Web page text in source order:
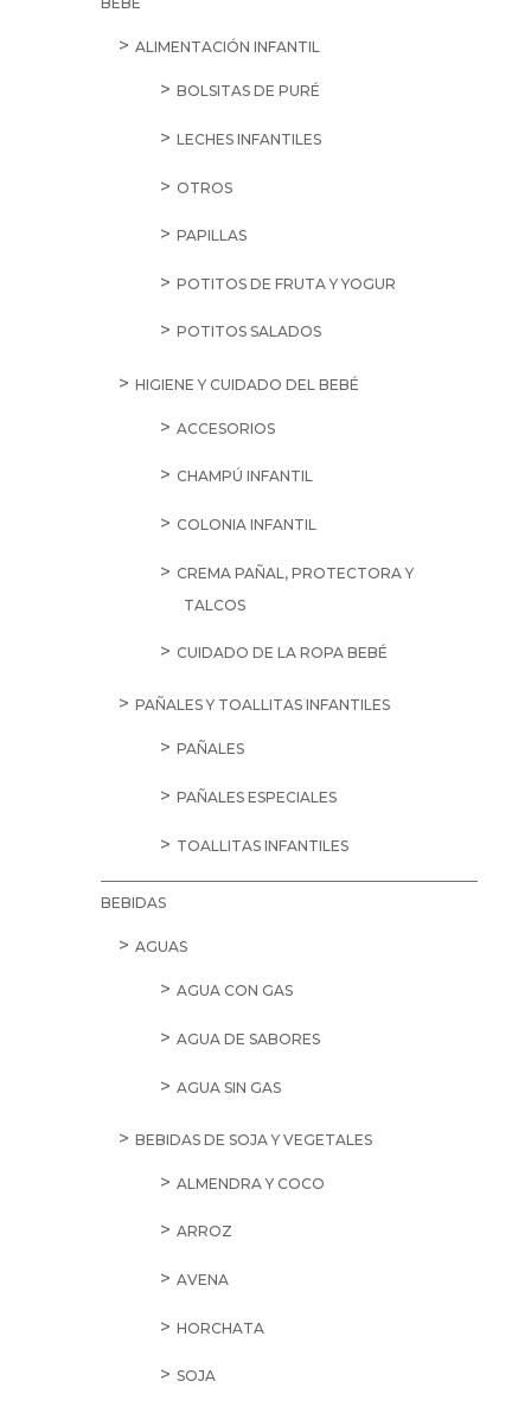
ALIMENTACIÓN INFANTIL
BOLSITAS DE PURÉ
LECHES INFANTILES
OTROS
PAPILLAS
POTITOS DE FRUTA Y YOGUR
POTITOS SALADOS
HIGIENE Y CUIDADO DEL BEBÉ
ACCESORIOS
CHAMPÚ INFANTIL
COLONIA INFANTIL
CREMA PAÑAL, PROTECTORA Y
TALCOS
CUIDADO DE LA ROPA BEBÉ
PAÑALES Y TOALLITAS INFANTILES
PAÑALES
PAÑALES ESPECIALES
TOALLITAS INFANTILES
BEBIDAS
AGUAS
AGUA CON GAS
AGUA DE SABORES
AGUA SIN GAS
BEBIDAS DE SOJA Y VEGETALES
ALMENDRA Y COCO
ARROZ
AVENA
HORCHATA
SOJA